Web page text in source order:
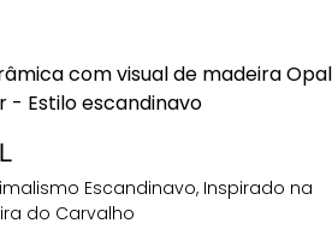
Escandinavo, Inspirado na
do Carvalho